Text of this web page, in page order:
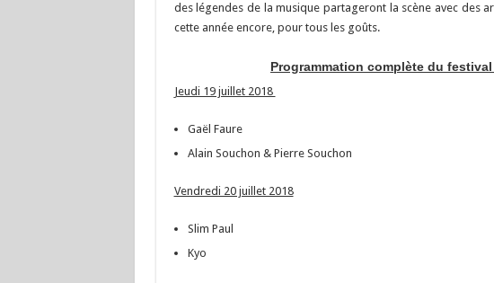
des légendes de la musique partageront la scène avec des
cette année encore, pour tous les goûts.
Programmation complète du
Jeudi 19 juillet 2018
Gaël Faure
Alain Souchon & Pierre Souchon
Vendredi 20 juillet 2018
Slim Paul
Kyo